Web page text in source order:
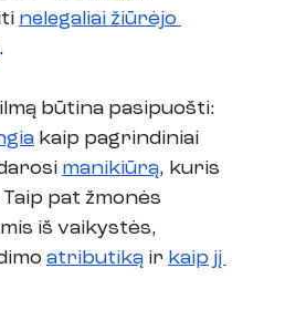
nelegaliai žiūrėjo
būtina pasipuošti:
kaip pagrindiniai
manikiūrą, kuris
pat žmonės
iš vaikystės,
atributiką ir kaip jį